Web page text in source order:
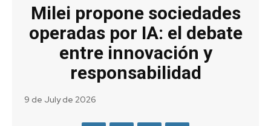
Milei propone sociedades
operadas por IA: el debate
entre innovación y
responsabilidad
9 de July de 2026